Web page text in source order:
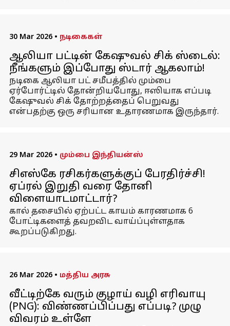
30 Mar 2026 • நடிகைகள்
ஆலியா பட்டின் கேஷுவல் சிக் ஸ்டைல்:
நீங்களும் இப்போது ஸ்டார் ஆகலாம்!
நடிகை ஆலியா பட் சமீபத்தில் மும்பை
ஏர்போர்ட்டில் தோன்றியபோது, ஈஸியாக எப்படி
கேஷுவல் சிக் தோற்றத்தைப் பெறுவது
என்பதற்கு ஒரு சரியான உதாரணமாக இருந்தார்.
29 Mar 2026 • மும்பை இந்தியன்ஸ்
சிஎஸ்கே ரசிகர்களுக்குப் பேரதிர்ச்சி!
ஏப்ரல் இறுதி வரை தோனி
விளையாடமாட்டார்?
கால் தசையில் ஏற்பட்ட காயம் காரணமாக 6
போட்டிகளைத் தவறவிட வாய்ப்புள்ளதாக
கூறப்படுகிறது.
26 Mar 2026 • மத்திய அரசு
வீட்டிற்கே வரும் குழாய் வழி எரிவாயு
(PNG): விண்ணப்பிப்பது எப்படி? முழு
விவரம் உள்ளே